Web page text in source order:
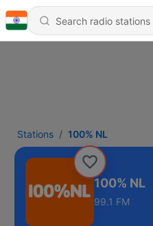
Stations 100% NL
100% NL
99.1 FM